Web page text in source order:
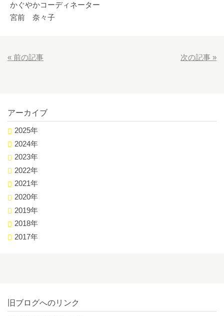
かぐやかコーディネーター
宮前 奈々子
« 前の記事 次の記事 »
アーカイブ
2025年
2024年
2023年
2022年
2021年
2020年
2019年
2018年
2017年
旧ブログへのリンク